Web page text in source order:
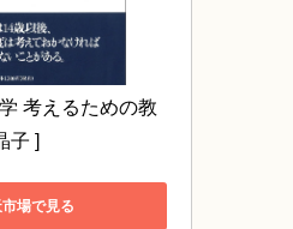
考えるための教
]
場で見る